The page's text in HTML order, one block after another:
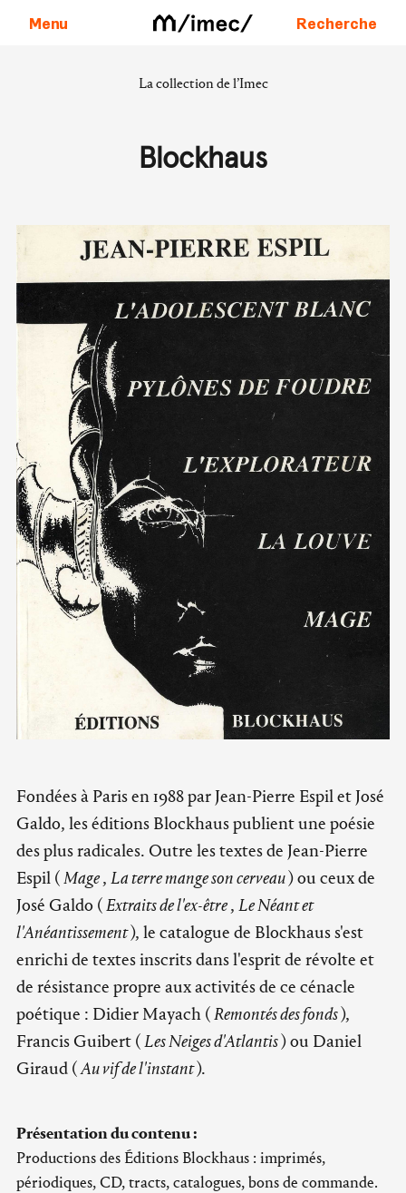
Menu Recherche
La collection de l’Imec
Blockhaus
Fondées à Paris en 1988 par Jean-Pierre Espil et José
Galdo, les éditions Blockhaus publient une poésie
des plus radicales. Outre les textes de Jean-Pierre
Espil ( Mage, La terre mange son cerveau) ou ceux de
José Galdo ( Extraits de l'ex-être, Le Néant et
l'Anéantissement), le catalogue de Blockhaus s'est
enrichi de textes inscrits dans l'esprit de révolte et
de résistance propre aux activités de ce cénacle
poétique : Didier Mayach ( Remontés des fonds),
Francis Guibert ( Les Neiges d'Atlantis) ou Daniel
Giraud ( Au vif de l'instant).
Présentation du contenu :
Productions des Éditions Blockhaus : imprimés,
périodiques, CD, tracts, catalogues, bons de commande.